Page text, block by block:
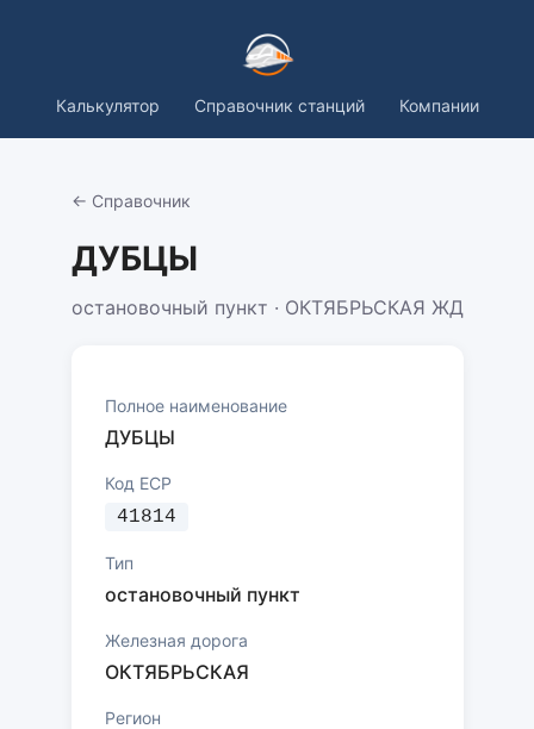
Калькулятор Справочник станций Компании
← Справочник
ДУБЦЫ
остановочный пункт · ОКТЯБРЬСКАЯ ЖД
Полное наименование
ДУБЦЫ
Код ЕСР
41814
Тип
остановочный пункт
Железная дорога
ОКТЯБРЬСКАЯ
Регион